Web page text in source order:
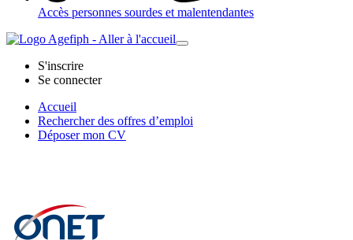
Accès personnes sourdes et malentendantes
S'inscrire
Se connecter
Accueil
Rechercher des offres d’emploi
Déposer mon CV